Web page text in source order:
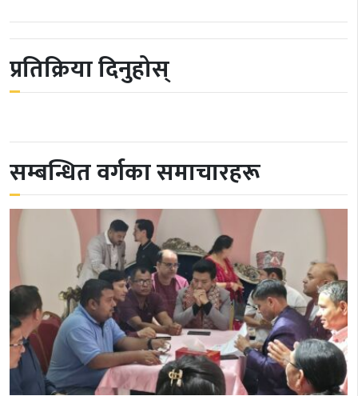
प्रतिक्रिया दिनुहोस्
सम्बन्धित वर्गका समाचारहरू